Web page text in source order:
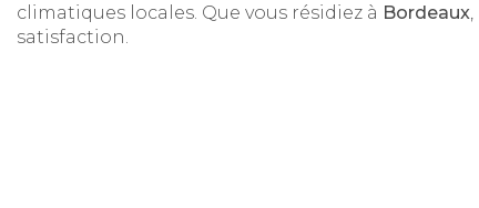
climatiques locales. Que vous résidiez à Bordeaux
satisfaction.